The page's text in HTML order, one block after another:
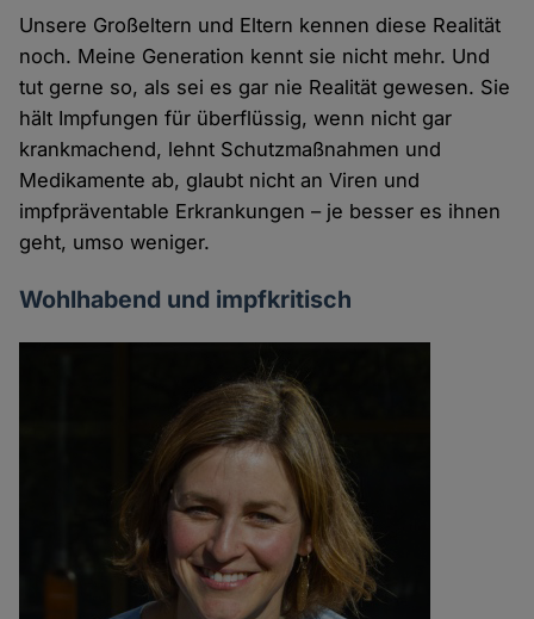
Unsere Großeltern und Eltern kennen diese Realität
noch. Meine Generation kennt sie nicht mehr. Und
tut gerne so, als sei es gar nie Realität gewesen. Sie
hält Impfungen für überflüssig, wenn nicht gar
krankmachend, lehnt Schutzmaßnahmen und
Medikamente ab, glaubt nicht an Viren und
impfpräventable Erkrankungen – je besser es ihnen
geht, umso weniger.
Wohlhabend und impfkritisch